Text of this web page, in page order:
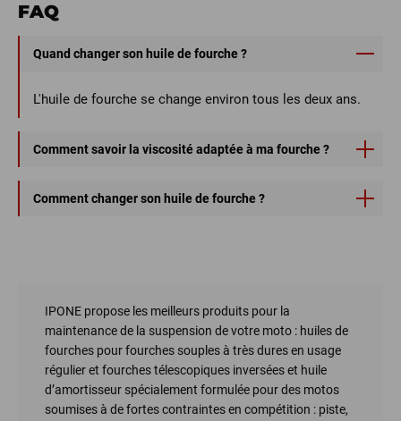
FAQ
Quand changer son huile de fourche ?
L'huile de fourche se change environ tous les deux ans.
Comment savoir la viscosité adaptée à ma fourche ?
Pour connaitre la viscosité, veuillez suivre les
Comment changer son huile de fourche ?
IPONE propose les meilleurs produits pour la
maintenance de la suspension de votre moto : huiles de
fourches pour fourches souples à très dures en usage
régulier et fourches télescopiques inversées et huile
d’amortisseur spécialement formulée pour des motos
soumises à de fortes contraintes en compétition : piste,